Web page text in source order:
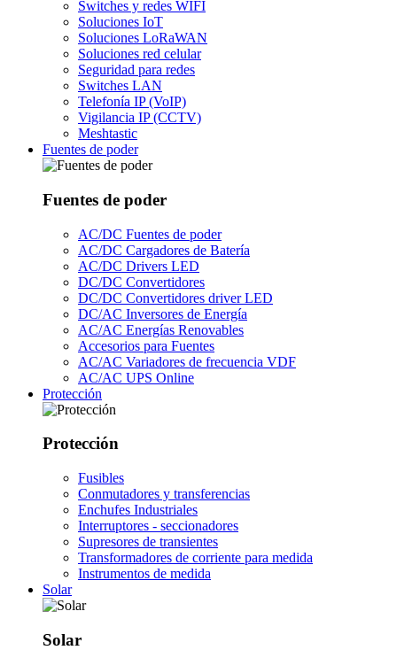
Switches y redes WIFI
Soluciones IoT
Soluciones LoRaWAN
Soluciones red celular
Seguridad para redes
Switches LAN
Telefonía IP (VoIP)
Vigilancia IP (CCTV)
Meshtastic
Fuentes de poder
Fuentes de poder
AC/DC Fuentes de poder
AC/DC Cargadores de Batería
AC/DC Drivers LED
DC/DC Convertidores
DC/DC Convertidores driver LED
DC/AC Inversores de Energía
AC/AC Energías Renovables
Accesorios para Fuentes
AC/AC Variadores de frecuencia VDF
AC/AC UPS Online
Protección
Protección
Fusibles
Conmutadores y transferencias
Enchufes Industriales
Interruptores - seccionadores
Supresores de transientes
Transformadores de corriente para medida
Instrumentos de medida
Solar
Solar